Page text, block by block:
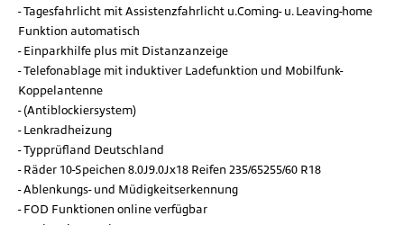
Tagesfahrlicht mit Assistenzfahrlicht u.Coming- u. Leaving-home
Funktion automatisch
Einparkhilfe plus mit Distanzanzeige
Telefonablage mit induktiver Ladefunktion und Mobilfunk-
Koppelantenne
(Antiblockiersystem)
Lenkradheizung
Typprüfland Deutschland
Räder 10-Speichen 8.0J9.0Jx18 Reifen 235/65255/60 R18
Ablenkungs- und Müdigkeitserkennung
FOD Funktionen online verfügbar